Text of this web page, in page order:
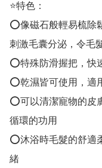
⭐️特色：
⭕️像磁石般輕易梳除
刺激毛囊分泌，令毛
⭕️特殊防滑握把，快
⭕️乾濕皆可使用，適
⭕️可以清潔寵物的皮
循環的功用
⭕️沐浴時毛髮的舒適